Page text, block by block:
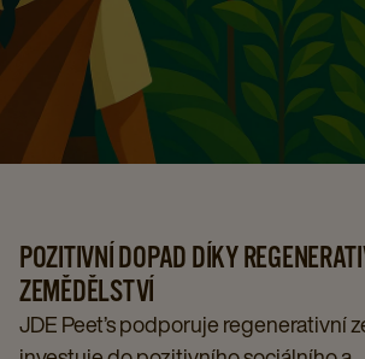
POZITIVNÍ DOPAD DÍKY
ZEMĚDĚLSTVÍ
JDE Peet’s podporuje regenerativní